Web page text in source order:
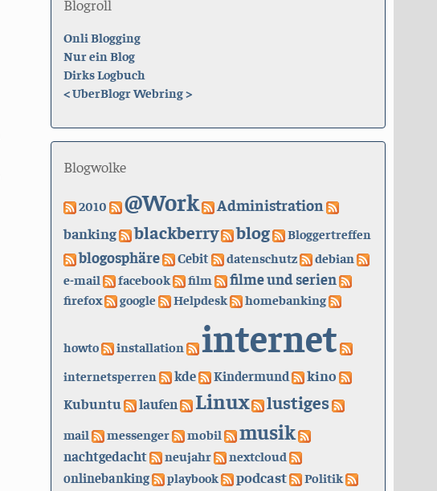
Blogroll
Onli Blogging
Nur ein Blog
Dirks Logbuch
<UberBlogr Webring>
Blogwolke
2010 @Work Administration
banking blackberry blog Bloggertreffen
blogosphäre Cebit datenschutz
debian
e-mail
facebook film filme und serien
firefox google Helpdesk homebanking
howto installation internet
internetsperren kde Kindermund
kino
Kubuntu
laufen Linux lustiges
mail messenger mobil musik
nachtgedacht neujahr nextcloud
onlinebanking playbook podcast Politik